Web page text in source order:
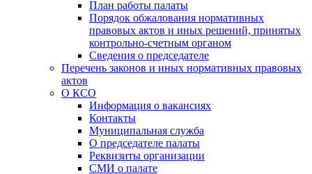
План работы палаты
Порядок обжалования нормативных
правовых актов и иных решений, принятых
контрольно-счетным органом
Сведения о председателе
Перечень законов и иных нормативных правовых
актов
О КСО
Информация о вакансиях
Контакты
Муниципальная служба
О председателе палаты
Реквизиты организации
СМИ о палате